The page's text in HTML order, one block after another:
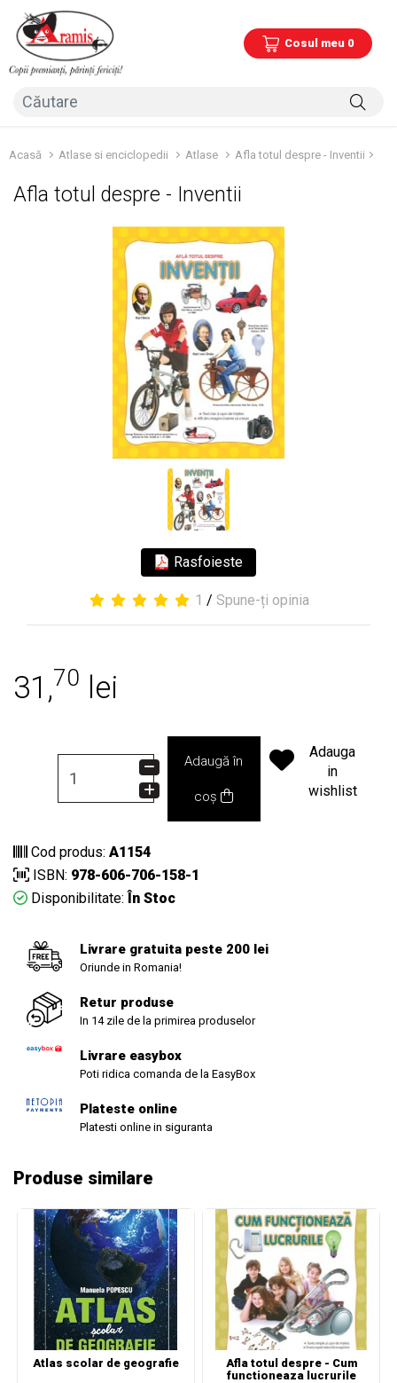
Cosul meu 0
Acasă Atlase si enciclopedii Atlase Afla totul despre - Inventii
Afla totul despre - Inventii
Rasfoieste
1 / Spune-ți opinia
31,70 lei
Adaugă în
coș
Adauga
in
wishlist
Cod produs: A1154
ISBN: 978-606-706-158-1
Disponibilitate: În Stoc
Livrare gratuita peste 200 lei
Oriunde in Romania!
Retur produse
In 14 zile de la primirea produselor
Livrare easybox
Poti ridica comanda de la EasyBox
Plateste online
Platesti online in siguranta
Produse similare
Atlas scolar de geografie
Afla totul despre - Cum
functioneaza lucrurile